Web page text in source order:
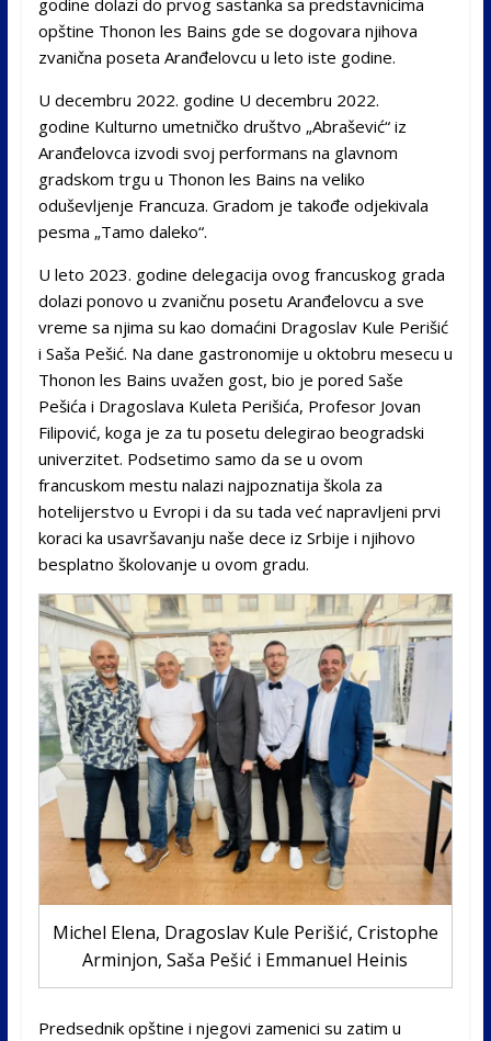
godine dolazi do prvog sastanka sa predstavnicima
opštine Thonon les Bains gde se dogovara njihova
zvanična poseta Aranđelovcu u leto iste godine.
U decembru 2022. godine U decembru 2022.
godine Kulturno umetničko društvo „Abrašević“ iz
Aranđelovca izvodi svoj performans na glavnom
gradskom trgu u Thonon les Bains na veliko
oduševljenje Francuza. Gradom je takođe odjekivala
pesma „Tamo daleko“.
U leto 2023. godine delegacija ovog francuskog grada
dolazi ponovo u zvaničnu posetu Aranđelovcu a sve
vreme sa njima su kao domaćini Dragoslav Kule Perišić
i Saša Pešić. Na dane gastronomije u oktobru mesecu u
Thonon les Bains uvažen gost, bio je pored Saše
Pešića i Dragoslava Kuleta Perišića, Profesor Jovan
Filipović, koga je za tu posetu delegirao beogradski
univerzitet. Podsetimo samo da se u ovom
francuskom mestu nalazi najpoznatija škola za
hotelijerstvo u Evropi i da su tada već napravljeni prvi
koraci ka usavršavanju naše dece iz Srbije i njihovo
besplatno školovanje u ovom gradu.
Michel Elena, Dragoslav Kule Perišić, Cristophe
Arminjon, Saša Pešić i Emmanuel Heinis
Predsednik opštine i njegovi zamenici su zatim u